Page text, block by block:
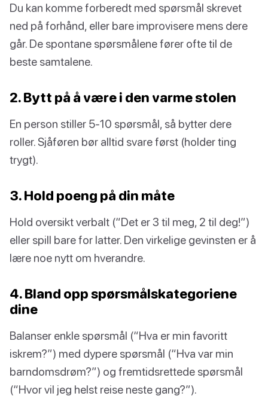
Du kan komme forberedt med spørsmål skrevet
ned på forhånd, eller bare improvisere mens dere
går. De spontane spørsmålene fører ofte til de
beste samtalene.
2. Bytt på å være i den varme stolen
En person stiller 5-10 spørsmål, så bytter dere
roller. Sjåføren bør alltid svare først (holder ting
trygt).
3. Hold poeng på din måte
Hold oversikt verbalt (“Det er 3 til meg, 2 til deg!”)
eller spill bare for latter. Den virkelige gevinsten er å
lære noe nytt om hverandre.
4. Bland opp spørsmålskategoriene
dine
Balanser enkle spørsmål (“Hva er min favoritt
iskrem?”) med dypere spørsmål (“Hva var min
barndomsdrøm?”) og fremtidsrettede spørsmål
(“Hvor vil jeg helst reise neste gang?”).